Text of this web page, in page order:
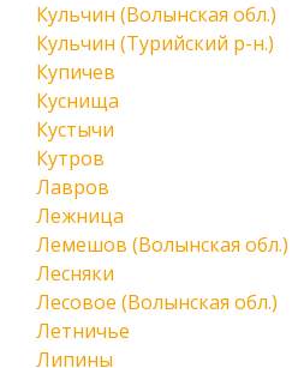
Кульчин (Волынская обл.)
Кульчин (Турийский р-н.)
Купичев
Куснища
Кустычи
Кутров
Лавров
Лежница
Лемешов (Волынская обл.)
Лесняки
Лесовое (Волынская обл.)
Летничье
Липины